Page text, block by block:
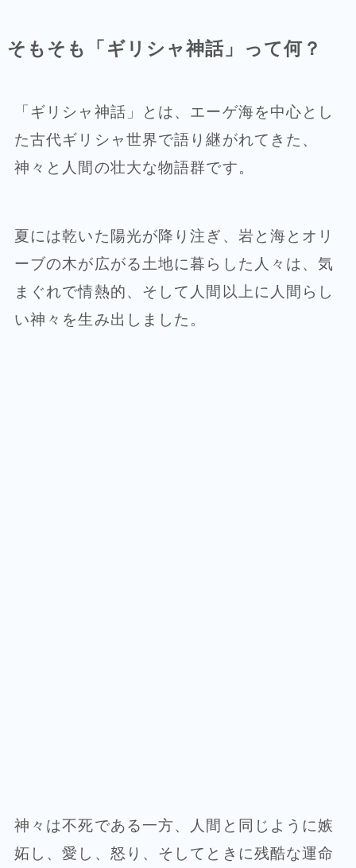
そもそも「ギリシャ神話」って何？
「ギリシャ神話」とは、エーゲ海を中心とし
た古代ギリシャ世界で語り継がれてきた、
神々と人間の壮大な物語群です。
夏には乾いた陽光が降り注ぎ、岩と海とオリ
ーブの木が広がる土地に暮らした人々は、気
まぐれで情熱的、そして人間以上に人間らし
い神々を生み出しました。
神々は不死である一方、人間と同じように嫉
妬し、愛し、怒り、そしてときに残酷な運命